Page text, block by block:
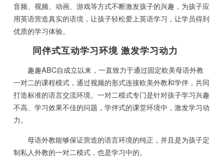
音频、视频、动画、游戏等方式不断激发孩子的兴趣，为孩子应
用英语营造真实的语境，让孩子轻松爱上英语学习，让学员得到
优质的学习体验。
同伴式互动学习环境 激发学习动力
趣趣ABC自成立以来，一直致力于通过固定欧美母语外教
一对二的课程模式，通过视频的形式连接欧美外教和学伴，共同
打造标准的语言交流环境。一对二模式专门是针对孩子学习兴趣
不高、学习效果不佳的问题，学伴式的课堂环境中，激发学习动
力。
母语外教能够保证营造的语言环境的纯正，并且是为孩子定
制私人外教的一对二模式，也是学习中的。